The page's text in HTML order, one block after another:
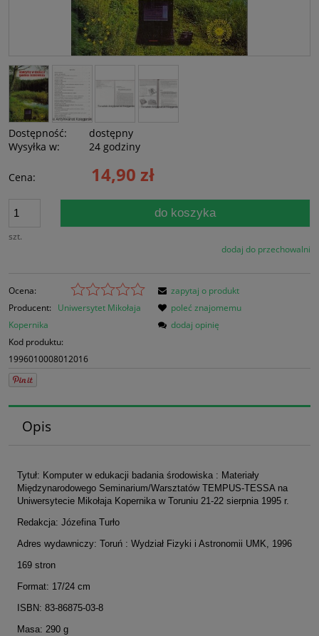
Dostępność:
dostępny
Wysyłka w:
24 godziny
Cena: 14,90 zł
szt.
do koszyka
dodaj do przechowalni
Ocena:
Producent:
Uniwersytet Mikołaja
Kopernika
Kod produktu:
1996010008012016
zapytaj o produkt
poleć znajomemu
dodaj opinię
Opis
Tytuł: Komputer w edukacji badania środowiska : Materiały
Międzynarodowego Seminarium/Warsztatów TEMPUS-TESSA na
Uniwersytecie Mikołaja Kopernika w Toruniu 21-22 sierpnia 1995 r.
Redakcja: Józefina Turło
Adres wydawniczy: Toruń : Wydział Fizyki i Astronomii UMK, 1996
169 stron
Format: 17/24 cm
ISBN: 83-86875-03-8
Masa: 290 g